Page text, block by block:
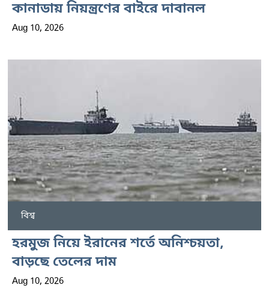
কানাডায় নিয়ন্ত্রণের বাইরে দাবানল
Aug 10, 2026
বিশ্ব
হরমুজ নিয়ে ইরানের শর্তে অনিশ্চয়তা,
বাড়ছে তেলের দাম
Aug 10, 2026